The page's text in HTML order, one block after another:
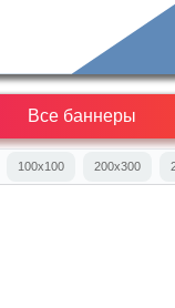
Все баннеры
100x100 200x300